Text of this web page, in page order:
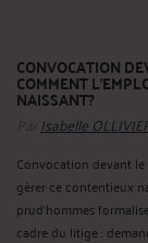
CONVOCATION
COMMENT
NAISSANT?
Isabelle
Convocation devant
gérer ce contentieux
prud’hommes
cadre du litige :